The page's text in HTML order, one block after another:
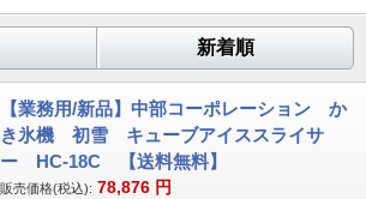
新着順
【業務用/新品】中部コーポレーション か
き氷機 初雪 キューブアイススライサ
ー HC-18C 【送料無料】
販売価格(税込): 78,876 円